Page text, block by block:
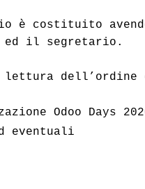
è costituito
ed il segretario.
lettura
Odoo Days
eventuali